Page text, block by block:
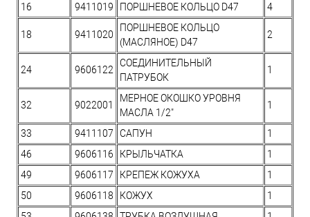
16
9411019 ПОРШНЕВОЕ КОЛЬЦО D47 4
18 9411020
ПОРШНЕВОЕ КОЛЬЦО
(МАСЛЯНОЕ) D47
2
24 9606122
СОЕДИНИТЕЛЬНЫЙ
ПАТРУБОК
1
32 9022001
МЕРНОЕ ОКОШКО УРОВНЯ
МАСЛА 1/2"
1
33 9411107 САПУН
1
46
9606116 КРЫЛЬЧАТКА
1
49
9606117 КРЕПЕЖ КОЖУХА
1
50
9606118 КОЖУХ
1